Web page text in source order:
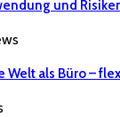
und
Welt als Büro –